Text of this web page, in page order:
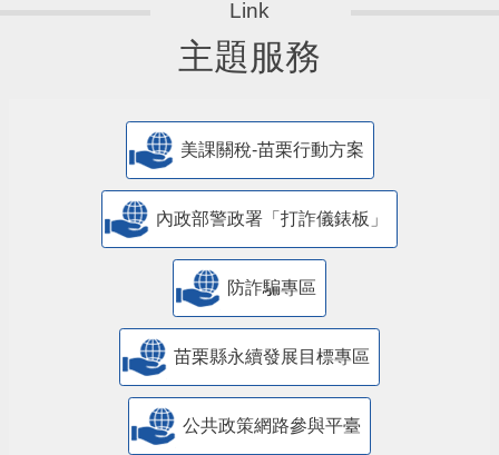
主題服務
美課關稅-苗栗行動方案
內政部警政署「打詐儀錶板」
防詐騙專區
苗栗縣永續發展目標專區
公共政策網路參與平臺